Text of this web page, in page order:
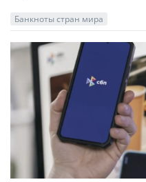
Банкноты стран мира